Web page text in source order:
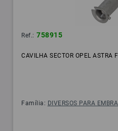
Ref.: 758915
CAVILHA SECTOR OPEL ASTRA
Família: DIVERSOS PARA